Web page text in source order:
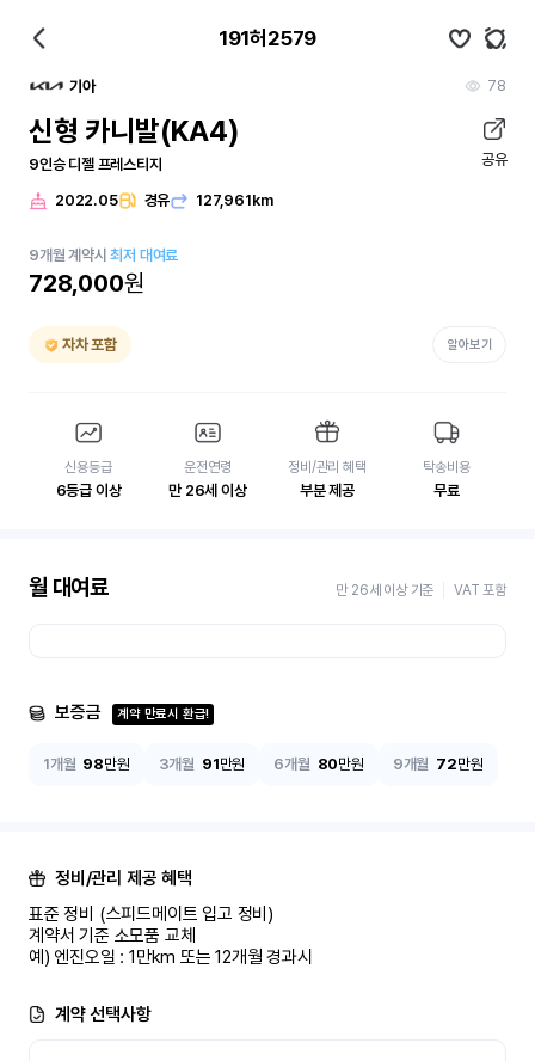
191허2579
기아 78
신형 카니발(KA4)
9인승 디젤 프레스티지 공유
2022.05 경유 127,961km
9개월 계약시최저 대여료
728,000원
자차 포함 알아보기
신용등급
6등급 이상
운전연령
만 26세 이상
정비/관리 혜택
부분 제공
탁송비용
무료
월 대여료 만 26세 이상 기준 VAT 포함
보증금 계약 만료시 환급!
1개월 98만원 3개월 91만원 6개월 80만원 9개월 72만원
정비/관리 제공 혜택
표준 정비 (스피드메이트 입고 정비)
계약서 기준 소모품 교체
예) 엔진오일 : 1만km 또는 12개월 경과시
계약 선택사항